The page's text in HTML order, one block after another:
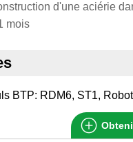
d'une aciérie
mois
BTP: RDM6, ST1,